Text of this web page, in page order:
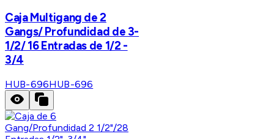
Caja Multigang de 2
Gangs/ Profundidad de 3-
1/2/ 16 Entradas de 1/2 -
3/4
HUB-696HUB-696